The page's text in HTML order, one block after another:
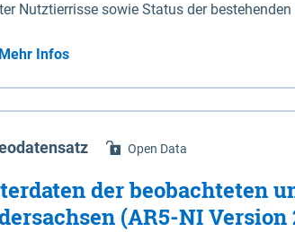
Nutztierrisse sowie Status der
Mehr Infos
Open Data
der beobachteten
(AR5-NI Version